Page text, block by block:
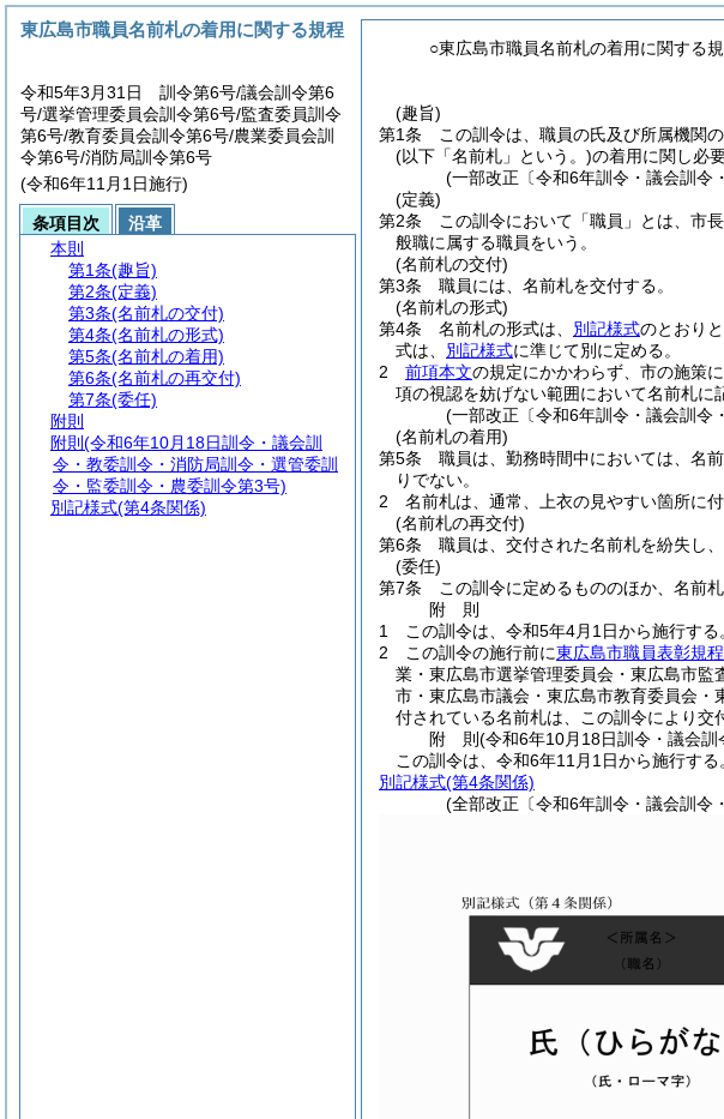
○東広島市職員名前札の着用に関する
(趣旨)
第1条
この訓令は、職員の氏及び所属機関
(以下「名前札」という。)の着用に関し必
(一部改正〔令和6年訓令・議会訓令
(定義)
第2条
この訓令において「職員」とは、市
般職に属する職員をいう。
(名前札の交付)
第3条
職員には、名前札を交付する。
(名前札の形式)
第4条
名前札の形式は、 別記様式のとおりと
式は、 別記様式に準じて別に定める。
2
前項本文の規定にかかわらず、市の施策
項の視認を妨げない範囲において名前札に
(一部改正〔令和6年訓令・議会訓令
(名前札の着用)
第5条
職員は、勤務時間中においては、名
りでない。
2
名前札は、通常、上衣の見やすい箇所に
(名前札の再交付)
第6条
職員は、交付された名前札を紛失し
(委任)
第7条
この訓令に定めるもののほか、名前
附 則
1
この訓令は、令和5年4月1日から施行する
2
この訓令の施行前に東広島市職員表彰規程
業・東広島市選挙管理委員会・東広島市
市・東広島市議会・東広島市教育委員会
付されている名前札は、この訓令により交
附 則(令和6年10月18日訓令・議会訓
この訓令は、令和6年11月1日から施行する
別記様式(第4条関係)
(全部改正〔令和6年訓令・議会訓令
東広島市職員名前札の着用に関する規程
令和5年3月31日 訓令第6号/議会訓令第6
号/選挙管理委員会訓令第6号/監査委員訓令
第6号/教育委員会訓令第6号/農業委員会訓
令第6号/消防局訓令第6号
(令和6年11月1日施行)
条項目次
沿革
本則
第1条(趣旨)
第2条(定義)
第3条(名前札の交付)
第4条(名前札の形式)
第5条(名前札の着用)
第6条(名前札の再交付)
第7条(委任)
附則
附則 (令和6年10月18日訓令・議会訓
令・教委訓令・消防局訓令・選管委訓
令・監委訓令・農委訓令第3号)
別記様式(第4条関係)